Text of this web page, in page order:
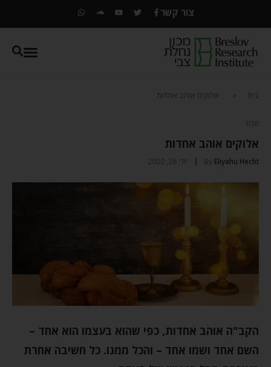
צור קשר
בית אלוקים אוהב אחדות
שבת
אלוקים אוהב אחדות
By Eliyahu Hecht יולי 26, 2020
הקב"ה אוהב אחדות, כפי שהוא בעצמו הוא אחד –
השם אחד ושמו אחד – והכל ממנו. כל חשיבה אחרת